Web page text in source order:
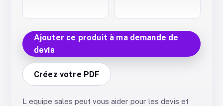
Ajouter ce produit à ma demande de
devis
Créez votre PDF
L equipe sales peut vous aider pour les devis et